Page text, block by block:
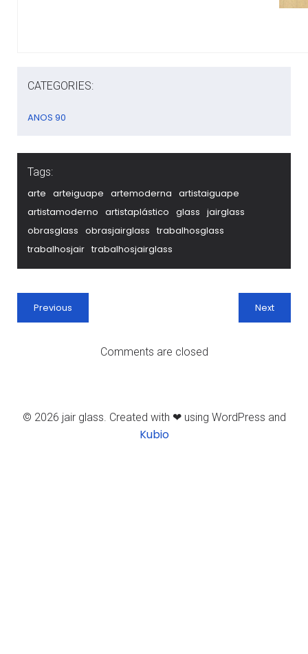
CATEGORIES:
ANOS 90
Tags:
arte arteiguape artemoderna artistaiguape
artistamoderno artistaplástico glass jairglass
obrasglass obrasjairglass trabalhosglass
trabalhosjair trabalhosjairglass
Previous Next
Comments are closed
© 2026 jair glass. Created with ❤ using WordPress and
Kubio